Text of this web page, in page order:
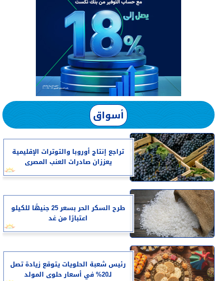
أسواق
تراجع إنتاج أوروبا والتوترات الإقليمية
يعززان صادرات العنب المصرى
طرح السكر الحر بسعر 25 جنيهًا للكيلو
اعتبارًا من غد
رئيس شعبة الحلويات يتوقع زيادة تصل
لـ20% في أسعار حلوى المولد